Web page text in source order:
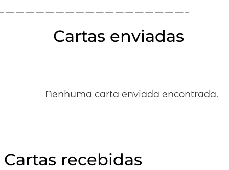
Cartas enviadas
Nenhuma carta enviada encontrada.
Cartas recebidas